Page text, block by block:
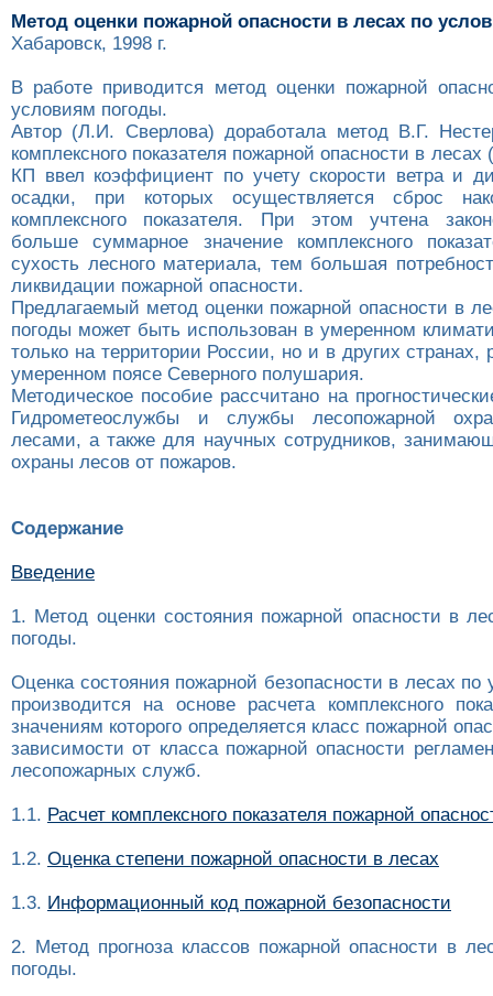
Метод оценки пожарной опасности в лесах по
Хабаровск, 1998 г.
В работе приводится метод оценки пожарной
условиям погоды.
Автор (Л.И. Сверлова) доработала метод В.Г.
комплексного показателя пожарной опасности в
КП ввел коэффициент по учету скорости ветра и
осадки, при которых осуществляется сброс
комплексного показателя. При этом учтена
больше суммарное значение комплексного
сухость лесного материала, тем большая
ликвидации пожарной опасности.
Предлагаемый метод оценки пожарной опасности в
погоды может быть использован в умеренном
только на территории России, но и в других странах,
умеренном поясе Северного полушария.
Методическое пособие рассчитано на
Гидрометеослужбы и службы лесопожарной
лесами, а также для научных сотрудников,
охраны лесов от пожаров.
Содержание
Введение
1. Метод оценки состояния пожарной опасности в
погоды.
Оценка состояния пожарной безопасности в лесах по
производится на основе расчета комплексного
значениям которого определяется класс пожарной
зависимости от класса пожарной опасности
лесопожарных служб.
1.1. Расчет комплексного показателя пожарной
1.2. Оценка степени пожарной опасности в лесах
1.3. Информационный код пожарной безопасности
2. Метод прогноза классов пожарной опасности в
погоды.